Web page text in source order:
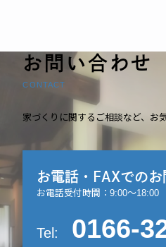
お問い合わせ
CONTACT
家づくりに関するご相談など、お
お電話・FAXでの
お電話受付時間：9:00～18:00
Tel: 0166-